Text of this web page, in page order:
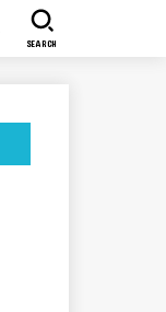
SEARCH